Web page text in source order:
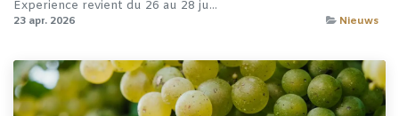
Experience revient du 26 au 28 ju...
23 apr. 2026 Nieuws